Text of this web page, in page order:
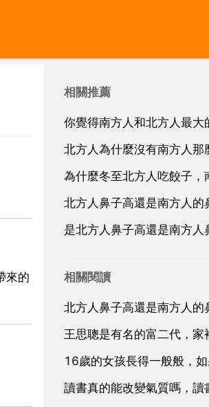
來的
相關推薦
你覺得南方人和北方人最大
北方人為什麼沒有南方人那
相關閱讀